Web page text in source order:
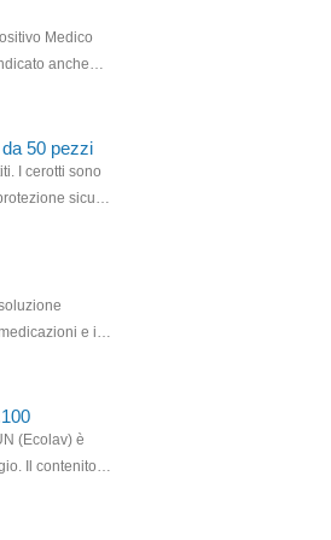
anche
monouso
50 pezzi
I cerotti sono
e il
delle
o con delle forbici.
(Ecolav) è
ed